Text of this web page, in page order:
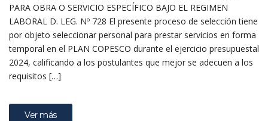
PARA OBRA O SERVICIO ESPECÍFICO BAJO EL REGIMEN
LABORAL D. LEG. Nº 728 El presente proceso de selección tiene
por objeto seleccionar personal para prestar servicios en forma
temporal en el PLAN COPESCO durante el ejercicio presupuestal
2024, calificando a los postulantes que mejor se adecuen a los
requisitos […]
Ver más